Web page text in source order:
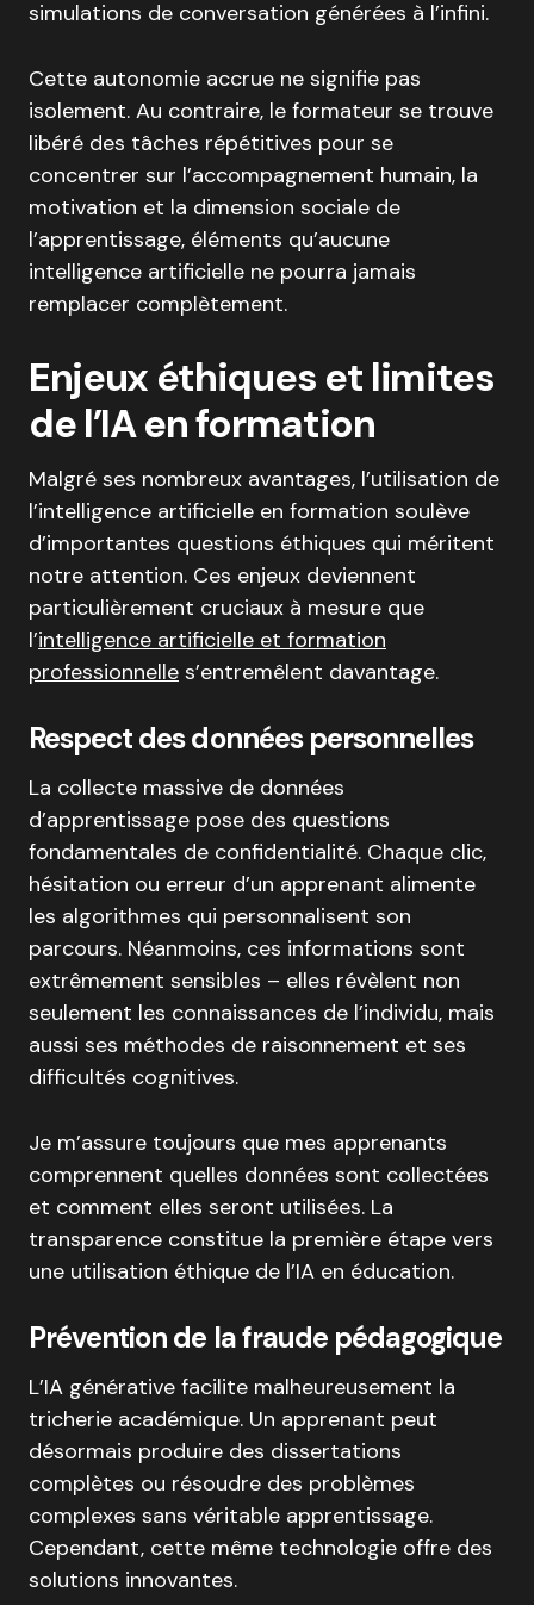
simulations de conversation générées à l’infini.
Cette autonomie accrue ne signifie pas
isolement. Au contraire, le formateur se trouve
libéré des tâches répétitives pour se
concentrer sur l’accompagnement humain, la
motivation et la dimension sociale de
l’apprentissage, éléments qu’aucune
intelligence artificielle ne pourra jamais
remplacer complètement.
Enjeux éthiques et limites
de l’IA en formation
Malgré ses nombreux avantages, l’utilisation de
l’intelligence artificielle en formation soulève
d’importantes questions éthiques qui méritent
notre attention. Ces enjeux deviennent
particulièrement cruciaux à mesure que
l’intelligence artificielle et formation
professionnelle s’entremêlent davantage.
Respect des données personnelles
La collecte massive de données
d’apprentissage pose des questions
fondamentales de confidentialité. Chaque clic,
hésitation ou erreur d’un apprenant alimente
les algorithmes qui personnalisent son
parcours. Néanmoins, ces informations sont
extrêmement sensibles – elles révèlent non
seulement les connaissances de l’individu, mais
aussi ses méthodes de raisonnement et ses
difficultés cognitives.
Je m’assure toujours que mes apprenants
comprennent quelles données sont collectées
et comment elles seront utilisées. La
transparence constitue la première étape vers
une utilisation éthique de l’IA en éducation.
Prévention de la fraude pédagogique
L’IA générative facilite malheureusement la
tricherie académique. Un apprenant peut
désormais produire des dissertations
complètes ou résoudre des problèmes
complexes sans véritable apprentissage.
Cependant, cette même technologie offre des
solutions innovantes.